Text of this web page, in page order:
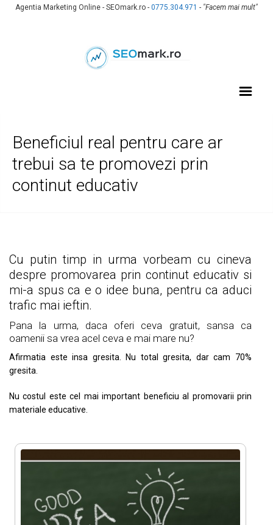
Agentia Marketing Online - SEOmark.ro - 0775.304.971 - "Facem mai mult"
Beneficiul real pentru care ar
trebui sa te promovezi prin
continut educativ
Cu putin timp in urma vorbeam cu cineva
despre promovarea prin continut educativ si
mi-a spus ca e o idee buna, pentru ca aduci
trafic mai ieftin.
Pana la urma, daca oferi ceva gratuit, sansa ca
oamenii sa vrea acel ceva e mai mare nu?
Afirmatia este insa gresita. Nu total gresita, dar cam 70%
gresita.
Nu costul este cel mai important beneficiu al promovarii prin
materiale educative.